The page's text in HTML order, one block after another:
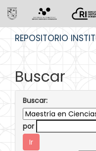
REPOSITORIO
Buscar
Buscar:
por